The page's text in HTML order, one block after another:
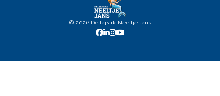
© 2026 Deltapark Neeltje Jans